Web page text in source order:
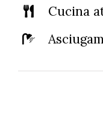
Cucina